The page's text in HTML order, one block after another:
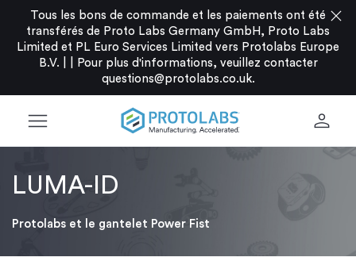
Tous les bons de commande et les paiements ont été
transférés de Proto Labs Germany GmbH, Proto Labs
Limited et PL Euro Services Limited vers Protolabs Europe
B.V. |
Pour plus d'informations, veuillez contacter
questions@protolabs.co.uk.
close
menu person
LUMA-ID
Protolabs et le gantelet Power Fist